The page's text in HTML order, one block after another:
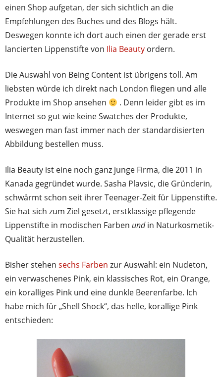
einen Shop aufgetan, der sich sichtlich an die
Empfehlungen des Buches und des Blogs hält.
Deswegen konnte ich dort auch einen der gerade erst
lancierten Lippenstifte von Ilia Beauty ordern.
Die Auswahl von Being Content ist übrigens toll. Am
liebsten würde ich direkt nach London fliegen und alle
Produkte im Shop ansehen
. Denn leider gibt es im
Internet so gut wie keine Swatches der Produkte,
weswegen man fast immer nach der standardisierten
Abbildung bestellen muss.
Ilia Beauty ist eine noch ganz junge Firma, die 2011 in
Kanada gegründet wurde. Sasha Plavsic, die Gründerin,
schwärmt schon seit ihrer Teenager-Zeit für Lippenstifte.
Sie hat sich zum Ziel gesetzt, erstklassige pflegende
Lippenstifte in modischen Farben undin Naturkosmetik-
Qualität herzustellen.
Bisher stehen sechs Farben zur Auswahl: ein Nudeton,
ein verwaschenes Pink, ein klassisches Rot, ein Orange,
ein koralliges Pink und eine dunkle Beerenfarbe. Ich
habe mich für „Shell Shock“, das helle, korallige Pink
entschieden: